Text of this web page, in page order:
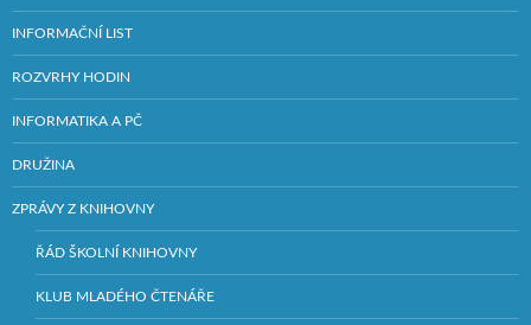
INFORMAČNÍ LIST
ROZVRHY HODIN
INFORMATIKA A PČ
DRUŽINA
ZPRÁVY Z KNIHOVNY
ŘÁD ŠKOLNÍ KNIHOVNY
KLUB MLADÉHO ČTENÁŘE